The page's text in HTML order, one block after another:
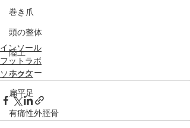
巻き爪
頭の整体
陸上
ホッケー
扁平足
有痛性外脛骨
インソール
フットラボ
ソックス